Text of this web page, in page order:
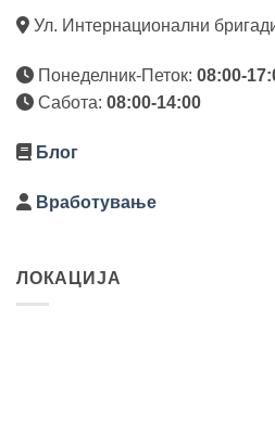
Ул. Интернационални
Понеделник-Петок: 08:00-
Сабота: 08:00-14:00
Блог
Вработување
ЛОКАЦИЈА